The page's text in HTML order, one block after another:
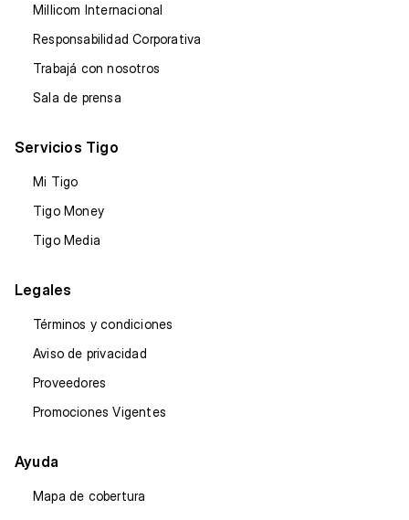
Millicom Internacional
Responsabilidad Corporativa
Trabajá con nosotros
Sala de prensa
Servicios Tigo
Mi Tigo
Tigo Money
Tigo Media
Legales
Términos y condiciones
Aviso de privacidad
Proveedores
Promociones Vigentes
Ayuda
Mapa de cobertura